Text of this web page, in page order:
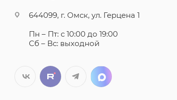
644099, г. Омск, ул. Герцена 1
Пн – Пт: с 10:00 до 19:00
Сб – Вс: выходной